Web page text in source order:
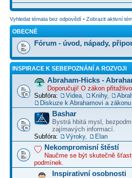
Vyhledat témata bez odpovědí • Zobrazit aktivní
OBECNÉ
Fórum - úvod, nápady,
INSPIRACE K SEBEPOZNÁNÍ A ROZVOJI
Abraham-Hicks -
Doporučuji! O zákon
Subfóra:
Videa Knihy,
Diskuze k Abrahamovi a
Bashar
Bystrá hbitá mysl,
zajímavých informací.
Subfóra:
Výroky, Elan
Nekompromisní štěstí
Naučme se být skutečně
podmínek.
Inspirativní osobnosti